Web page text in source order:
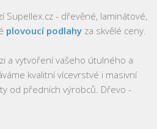
Supellex.cz - dřevěné, laminátové,
plovoucí podlahy za skvělé ceny.
a vytvoření vašeho útulného a
kvalitní vícevrstvé i masivní
od předních výrobců. Dřevo -